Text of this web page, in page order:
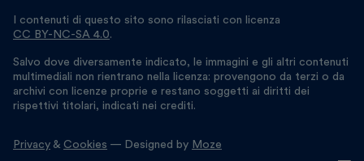
I contenuti di questo sito sono rilasciati con licenza
CC BY-NC-SA 4.0.
Salvo dove diversamente indicato, le immagini e gli altri contenuti
multimediali non rientrano nella licenza: provengono da terzi o da
archivi con licenze proprie e restano soggetti ai diritti dei
rispettivi titolari, indicati nei crediti.
Privacy & Cookies — Designed by Moze